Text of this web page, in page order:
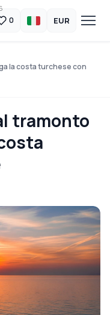
0 EUR
la costa turchese con
tramonto